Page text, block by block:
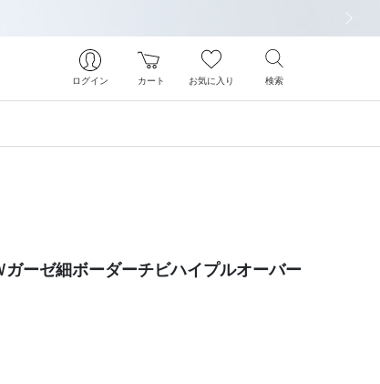
ログイン カート お気に入り 検索
ガーゼ細ボーダーチビハイプルオーバー